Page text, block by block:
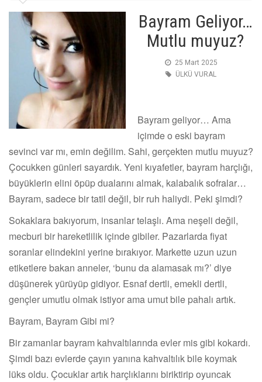
Bayram Geliyor…
Mutlu muyuz?
25 Mart 2025
ÜLKÜ VURAL
Bayram geliyor… Ama
içimde o eski bayram
sevinci var mı, emin değilim. Sahi, gerçekten mutlu muyuz?
Çocukken günleri sayardık. Yeni kıyafetler, bayram harçlığı,
büyüklerin elini öpüp dualarını almak, kalabalık sofralar…
Bayram, sadece bir tatil değil, bir ruh haliydi. Peki şimdi?
Sokaklara bakıyorum, insanlar telaşlı. Ama neşeli değil,
mecburi bir hareketlilik içinde gibiler. Pazarlarda fiyat
soranlar elindekini yerine bırakıyor. Markette uzun uzun
etiketlere bakan anneler, ‘bunu da alamasak mı?’ diye
düşünerek yürüyüp gidiyor. Esnaf dertli, emekli dertli,
gençler umutlu olmak istiyor ama umut bile pahalı artık.
Bayram, Bayram Gibi mi?
Bir zamanlar bayram kahvaltılarında evler mis gibi kokardı.
Şimdi bazı evlerde çayın yanına kahvaltılık bile koymak
lüks oldu. Çocuklar artık harçlıklarını biriktirip oyuncak